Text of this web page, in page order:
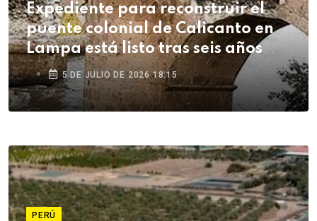
Expediente para reconstruir el
puente colonial de Calicanto en
Lampa está listo tras seis años
5 DE JULIO DE 2026 18:15
PERÚ